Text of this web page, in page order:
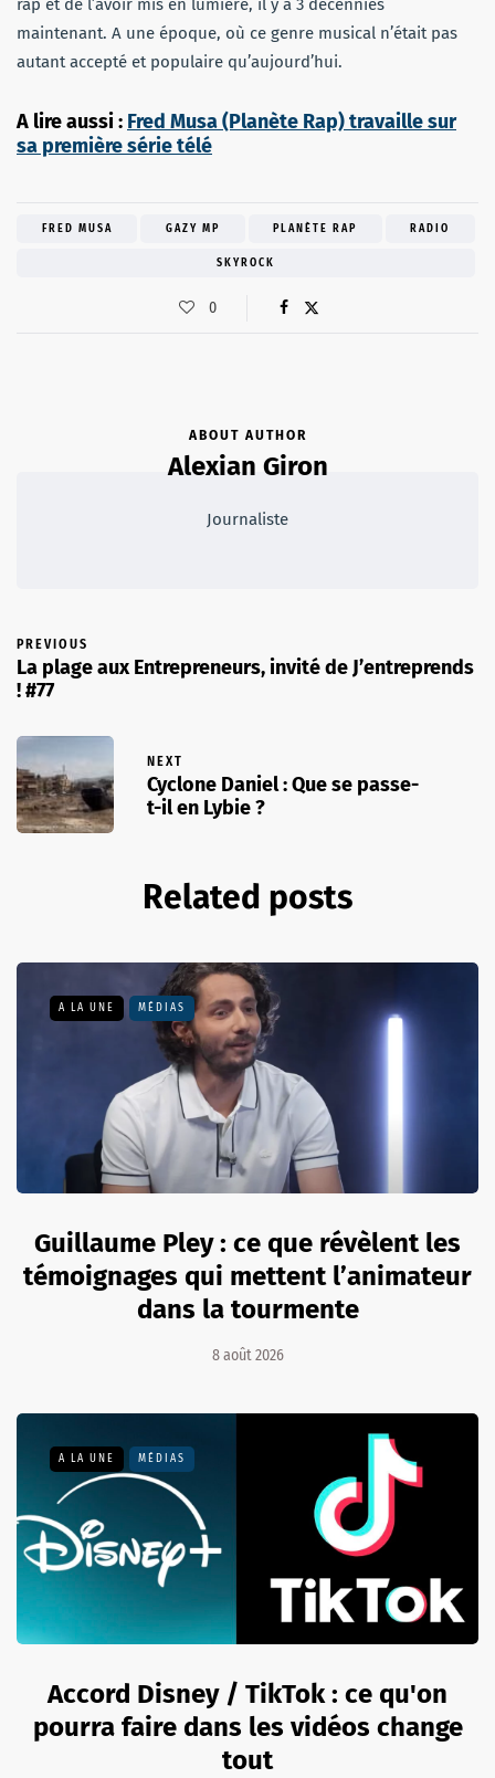
rap et de l’avoir mis en lumière, il y a 3 décennies
maintenant. A une époque, où ce genre musical n’était pas
autant accepté et populaire qu’aujourd’hui.
A lire aussi : Fred Musa (Planète Rap) travaille sur
sa première série télé
FRED MUSA GAZY MP PLANÈTE RAP RADIO
SKYROCK
0
ABOUT AUTHOR
Alexian Giron
Journaliste
PREVIOUS
La plage aux Entrepreneurs, invité de J’entreprends
! #77
NEXT
Cyclone Daniel : Que se passe-
t-il en Lybie ?
Related posts
A LA UNE MÉDIAS
Guillaume Pley : ce que révèlent les
témoignages qui mettent l’animateur
dans la tourmente
8 août 2026
A LA UNE MÉDIAS
Accord Disney / TikTok : ce qu'on
pourra faire dans les vidéos change
tout